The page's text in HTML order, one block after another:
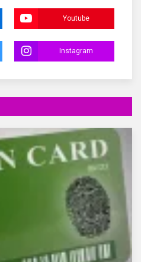
Youtube
Instagram